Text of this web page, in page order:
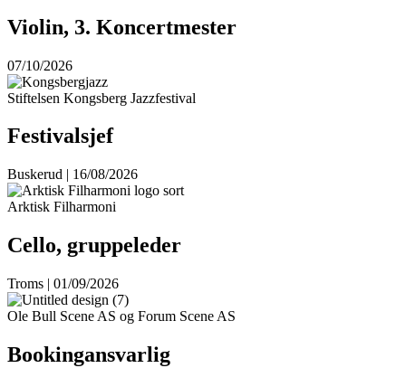
Violin, 3. Koncertmester
07/10/2026
Stiftelsen Kongsberg Jazzfestival
Festivalsjef
Buskerud | 16/08/2026
Arktisk Filharmoni
Cello, gruppeleder
Troms | 01/09/2026
Ole Bull Scene AS og Forum Scene AS
Bookingansvarlig